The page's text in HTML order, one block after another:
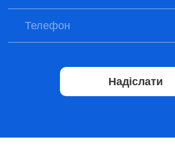
Надіслати